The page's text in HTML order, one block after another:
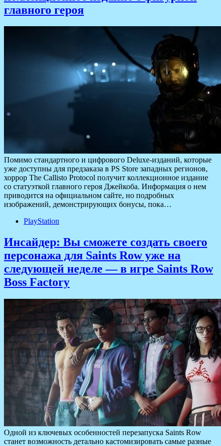
главного героя
Помимо стандартного и цифрового Deluxe-изданий, которые
уже доступны для предзаказа в PS Store западных регионов,
хоррор The Callisto Protocol получит коллекционное издание
со статуэткой главного героя Джейкоба. Информация о нем
приводится на официальном сайте, но подробных
изображений, демонстрирующих бонусы, пока…
PlayStation
Инсайдер: Вы сможете создать своего
персонажа для Saints Row уже на
следующей неделе — в игре Saints Row
Boss Factory
Одной из ключевых особенностей перезапуска Saints Row
станет возможность детально кастомизировать самые разные